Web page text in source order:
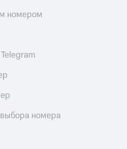
номером
номера